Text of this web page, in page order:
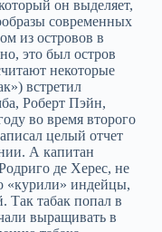
он выделяет,
современных
из островов в
это был остров
некоторые
встретил
Роберт Пэйн,
во время второго
целый отчет
А капитан
де Херес, не
«курили» индейцы,
Так табак попал в
выращивать в